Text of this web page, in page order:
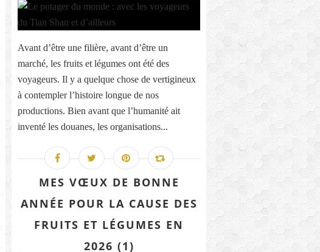
Avant d’être une filière, avant d’être un
marché, les fruits et légumes ont été des
voyageurs. Il y a quelque chose de vertigineux
à contempler l’histoire longue de nos
productions. Bien avant que l’humanité ait
inventé les douanes, les organisations...
MES VŒUX DE BONNE
ANNÉE POUR LA CAUSE DES
FRUITS ET LÉGUMES EN
2026 (1)